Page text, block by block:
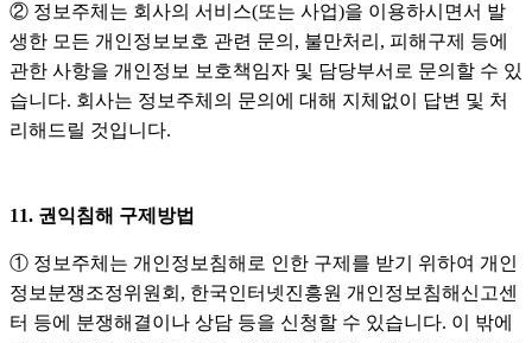
② 정보주체는 회사의 서비스(또는 사업)을 이용하시면서 발
생한 모든 개인정보보호 관련 문의, 불만처리, 피해구제 등에
관한 사항을 개인정보 보호책임자 및 담당부서로 문의할 수 있
습니다. 회사는 정보주체의 문의에 대해 지체없이 답변 및 처
리해드릴 것입니다.
11. 권익침해 구제방법
① 정보주체는 개인정보침해로 인한 구제를 받기 위하여 개인
정보분쟁조정위원회, 한국인터넷진흥원 개인정보침해신고센
터 등에 분쟁해결이나 상담 등을 신청할 수 있습니다. 이 밖에